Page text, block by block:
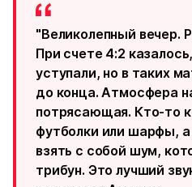
"Великолепный вечер.
При счете 4:2
уступали, но в таких
до конца. Атмосфера
потрясающая. Кто-то
футболки или шарфы,
взять с собой шум,
трибун. Это лучший